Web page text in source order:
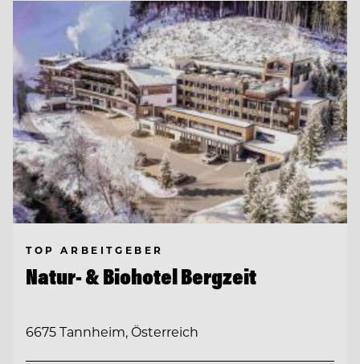
TOP ARBEITGEBER
Natur- & Biohotel Bergzeit
6675 Tannheim, Österreich